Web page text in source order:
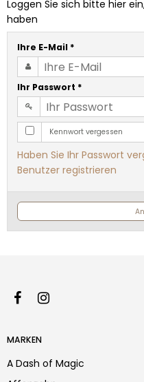
Loggen Sie sich bitte hier
haben
Ihre E-Mail *
Ihr Passwort *
Kennwort vergessen
Haben Sie Ihr Passwort
Benutzer registrieren
MARKEN
A Dash of Magic